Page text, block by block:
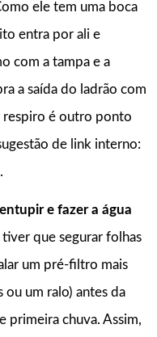
ele tem uma boca
entra por ali e
com a tampa e a
a saída do ladrão com
respiro é outro ponto
de link interno:
e fazer a água
que segurar folhas
um pré-filtro mais
ou um ralo) antes da
primeira chuva. Assim,